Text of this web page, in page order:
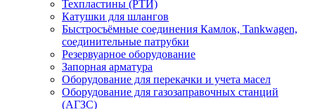
Техпластины (РТИ)
Катушки для шлангов
Быстросъёмные соединения Камлок, Tankwagen,
соединительные патрубки
Резервуарное оборудование
Запорная арматура
Оборудование для перекачки и учета масел
Оборудование для газозаправочных станций
(АГЗС)